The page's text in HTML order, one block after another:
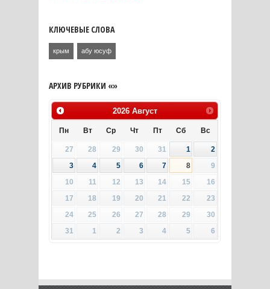
КЛЮЧЕВЫЕ СЛОВА
крым абу юсуф
АРХИВ РУБРИКИ «»
2026 Август
Пн Вт Ср Чт Пт Сб Вс
27 28 29 30 31 1
2
3
4 5 6 7 8
9
10
11 12 13 14 15
16
17
18 19 20 21 22
23
24
25 26 27 28 29
30
31
1 2 3 4 5 6